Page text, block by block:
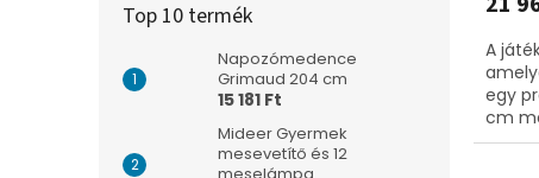
Top 10 termék
Napozómedence
Grimaud 204 cm
15 181 Ft
Mideer Gyermek
mesevetítő és 12
meselámpa
A
egy
cm